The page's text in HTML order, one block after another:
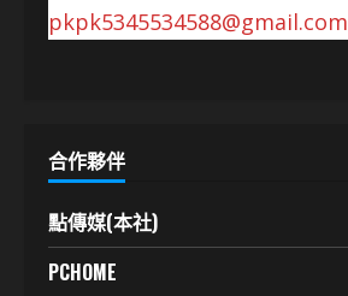
pkpk5345534588@gmail.com
合作夥伴
點傳媒(本社)
PCHOME